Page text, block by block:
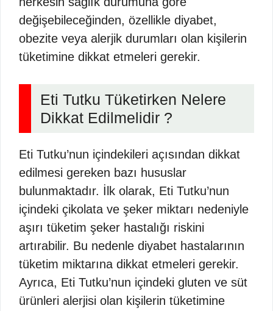
değişebileceğinden, özellikle diyabet,
obezite veya alerjik durumları olan kişilerin
tüketimine dikkat etmeleri gerekir.
Eti Tutku Tüketirken Nelere
Dikkat Edilmelidir ?
Eti Tutku’nun içindekileri açısından dikkat
edilmesi gereken bazı hususlar
bulunmaktadır. İlk olarak, Eti Tutku’nun
içindeki çikolata ve şeker miktarı nedeniyle
aşırı tüketim şeker hastalığı riskini
artırabilir. Bu nedenle diyabet hastalarının
tüketim miktarına dikkat etmeleri gerekir.
Ayrıca, Eti Tutku’nun içindeki gluten ve süt
ürünleri alerjisi olan kişilerin tüketimine